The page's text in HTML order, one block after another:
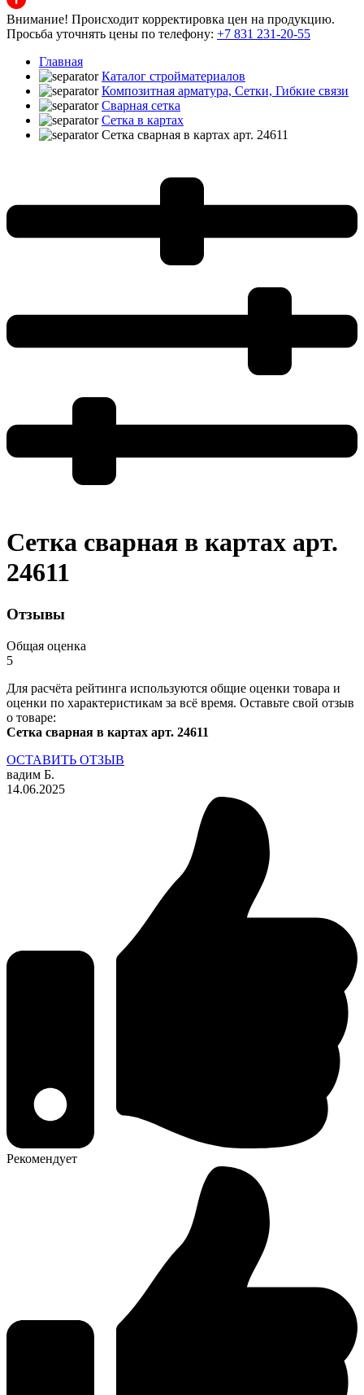
Внимание! Происходит корректировка цен на продукцию.
Просьба уточнять цены по телефону: +7 831 231-20-55
Главная
Каталог стройматериалов
Композитная арматура, Сетки, Гибкие связи
Сварная сетка
Сетка в картах
Сетка сварная в картах арт. 24611
Сетка сварная в картах арт.
24611
Отзывы
Общая оценка
5
Для расчёта рейтинга используются общие оценки товара и
оценки по характеристикам за всё время. Оставьте свой отзыв
о товаре:
Сетка сварная в картах арт. 24611
ОСТАВИТЬ ОТЗЫВ
вадим Б.
14.06.2025
Рекомендует